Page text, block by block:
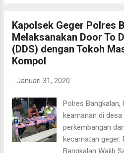
himbauan kepada
bijak bermedia
atau
hoax tidak akan
desa Kompol
apa yang
muncul dimedia
memeranginya.
Kapolsek Geger Polres
Melaksanakan Door To
(DDS) dengan Tokoh
Kompol
- Januari 31, 2020
Polres Bangkalan,
keamanan di
perkembangan
kecamatan geger.
Bangkalan Wajib